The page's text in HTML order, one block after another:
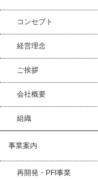
コンセプト
経営理念
ご挨拶
会社概要
組織
事業案内
再開発・PFI事業